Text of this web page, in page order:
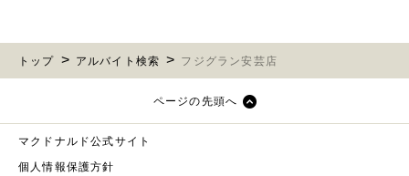
トップ アルバイト検索 フジグラン安芸店
ページの先頭へ
マクドナルド公式サイト
個人情報保護方針